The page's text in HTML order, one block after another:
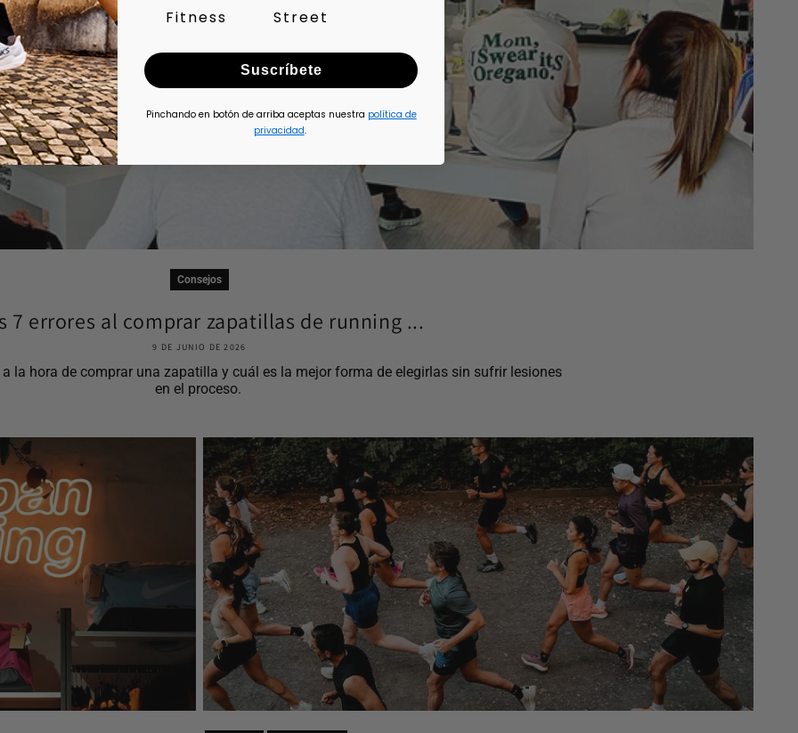
Consejos
7 errores al comprar zapatillas de running ...
9 DE JUNIO DE 2026
la hora de comprar una zapatilla y cuál es la mejor forma de elegirlas sin sufrir lesiones
en el proceso.
Fitness
Street
Suscríbete
Pinchando en botón de arriba aceptas nuestra política de
privacidad.